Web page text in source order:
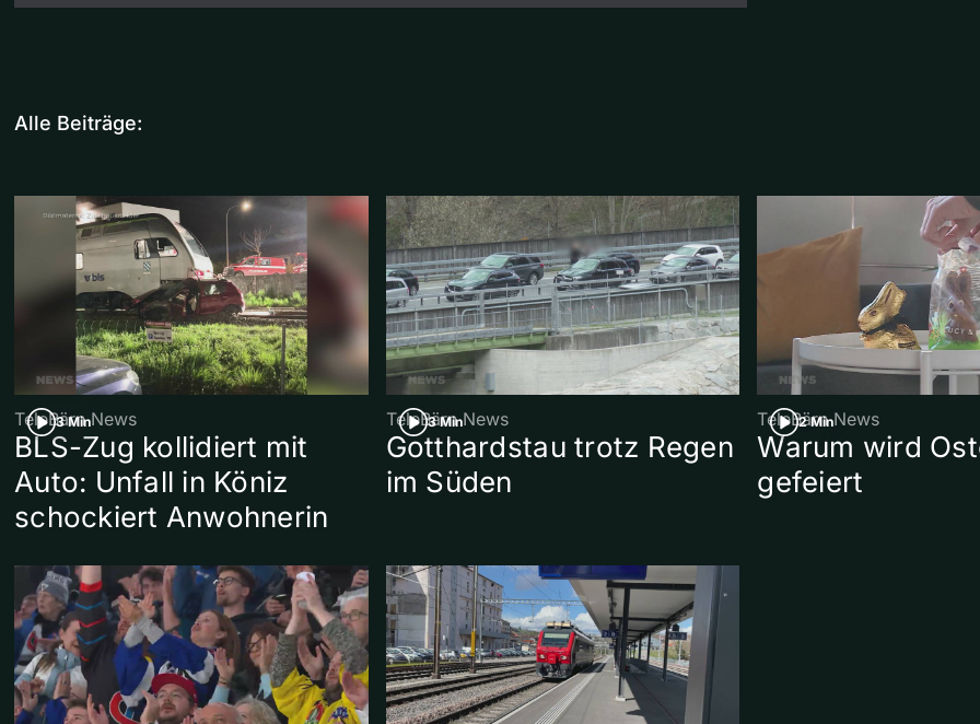
Alle Beiträge:
3 Min
TeleBärn News
BLS-Zug kollidiert mit
Auto: Unfall in Köniz
schockiert Anwohnerin
3 Min
TeleBärn News
Gotthardstau trotz Regen
im Süden
2 Min
TeleBärn News
Warum wird
gefeiert